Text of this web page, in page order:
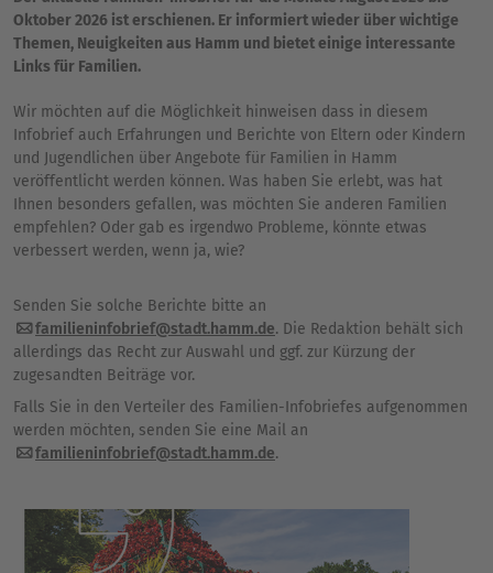
Oktober 2026 ist erschienen. Er informiert wieder über wichtige
Themen, Neuigkeiten aus Hamm und bietet einige interessante
Links für Familien.
Wir möchten auf die Möglichkeit hinweisen dass in diesem
Infobrief auch Erfahrungen und Berichte von Eltern oder Kindern
und Jugendlichen über Angebote für Familien in Hamm
veröffentlicht werden können. Was haben Sie erlebt, was hat
Ihnen besonders gefallen, was möchten Sie anderen Familien
empfehlen? Oder gab es irgendwo Probleme, könnte etwas
verbessert werden, wenn ja, wie?
Senden Sie solche Berichte bitte an
familieninfobrief@stadt.hamm.de. Die Redaktion behält sich
allerdings das Recht zur Auswahl und ggf. zur Kürzung der
zugesandten Beiträge vor.
Falls Sie in den Verteiler des Familien-Infobriefes aufgenommen
werden möchten, senden Sie eine Mail an
familieninfobrief@stadt.hamm.de.